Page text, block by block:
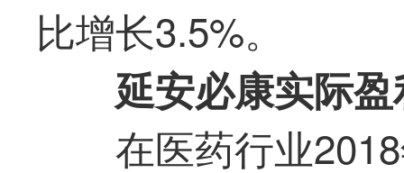
比增长3.5%。
延安必康实际
在医药行业